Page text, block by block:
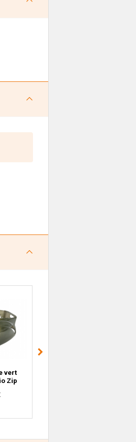
vert
Zip